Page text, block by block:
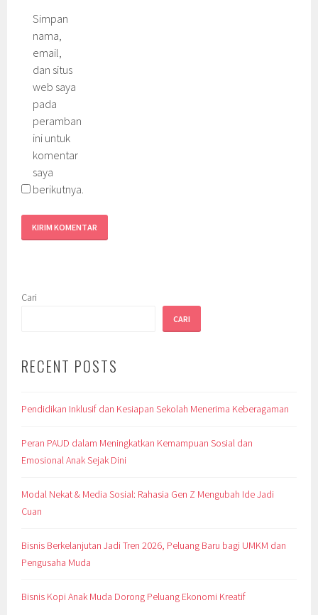
Simpan
nama,
email,
dan situs
web saya
pada
peramban
ini untuk
komentar
saya
berikutnya.
Cari
CARI
RECENT POSTS
Pendidikan Inklusif dan Kesiapan Sekolah Menerima Keberagaman
Peran PAUD dalam Meningkatkan Kemampuan Sosial dan
Emosional Anak Sejak Dini
Modal Nekat & Media Sosial: Rahasia Gen Z Mengubah Ide Jadi
Cuan
Bisnis Berkelanjutan Jadi Tren 2026, Peluang Baru bagi UMKM dan
Pengusaha Muda
Bisnis Kopi Anak Muda Dorong Peluang Ekonomi Kreatif